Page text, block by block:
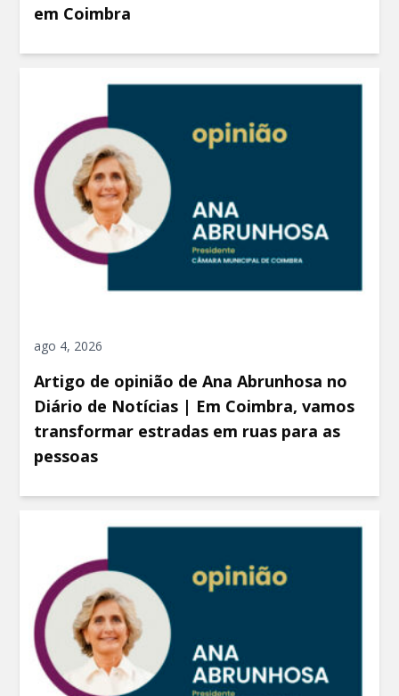
em Coimbra
ago 4, 2026
Artigo de opinião de Ana Abrunhosa no
Diário de Notícias | Em Coimbra, vamos
transformar estradas em ruas para as
pessoas